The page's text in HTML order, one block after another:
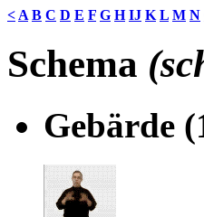
< A B C D E F G H IJ K L M N
Schema
Gebärde